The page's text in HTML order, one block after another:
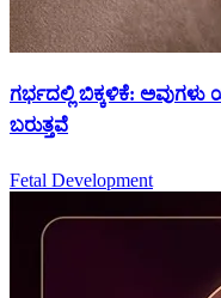
ಗರ್ಭದಲ್ಲಿ ಬಿಕ್ಕಳಿಕೆ: ಅವುಗಳು
ಬರುತ್ತವೆ
Fetal Development